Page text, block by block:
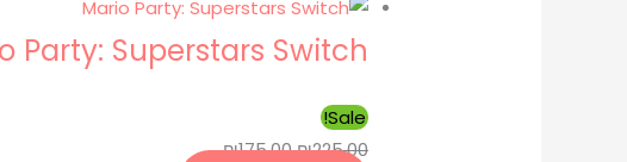
Party: Superstars Switch
Sale!
₪225.00
₪175.00